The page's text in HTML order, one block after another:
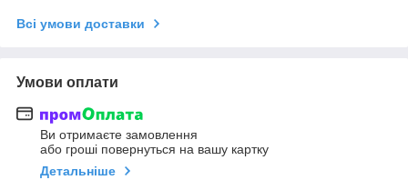
Всі умови доставки
Умови оплати
Ви отримаєте замовлення
або гроші повернуться на вашу картку
Детальніше